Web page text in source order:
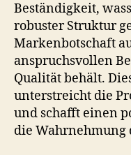
Beständigkeit,
robuster Struktur
Markenbotschaft
anspruchsvollen
Qualität behält.
unterstreicht die
und schafft einen
die Wahrnehmung